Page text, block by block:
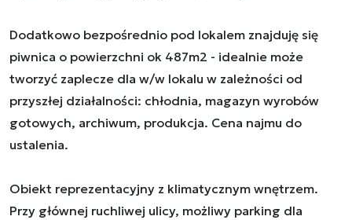
Dodatkowo bezpośrednio pod lokalem znajduję się
piwnica o powierzchni ok 487m2 - idealnie może
tworzyć zaplecze dla w/w lokalu w zależności od
przyszłej działalności: chłodnia, magazyn wyrobów
gotowych, archiwum, produkcja. Cena najmu do
ustalenia.
Obiekt reprezentacyjny z klimatycznym wnętrzem.
Przy głównej ruchliwej ulicy, możliwy parking dla